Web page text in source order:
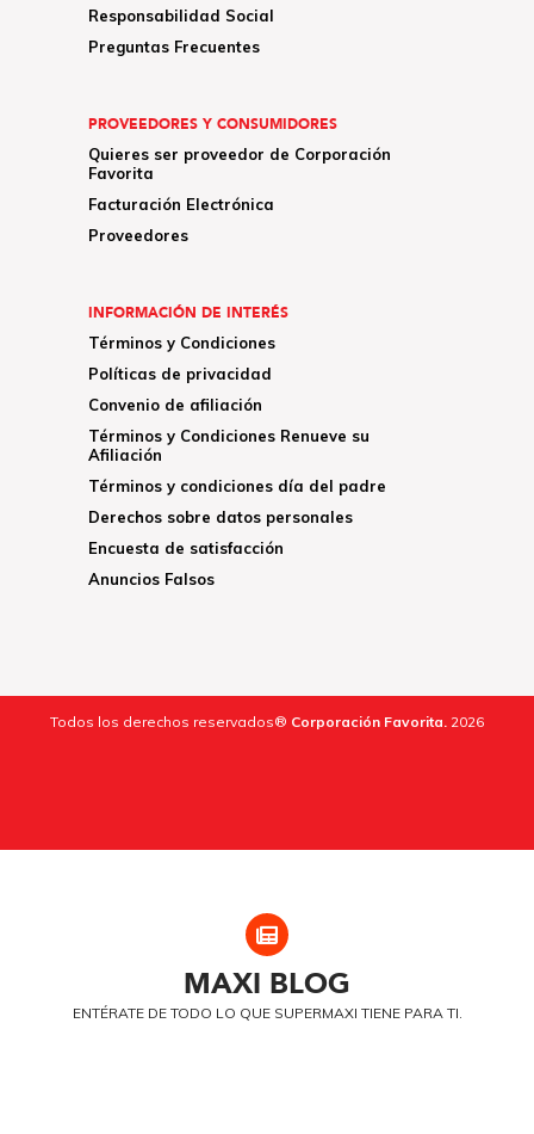
Responsabilidad Social
Preguntas Frecuentes
PROVEEDORES Y CONSUMIDORES
Quieres ser proveedor de Corporación
Favorita
Facturación Electrónica
Proveedores
INFORMACIÓN DE INTERÉS
Términos y Condiciones
Políticas de privacidad
Convenio de afiliación
Términos y Condiciones Renueve su
Afiliación
Términos y condiciones día del padre
Derechos sobre datos personales
Encuesta de satisfacción
Anuncios Falsos
Todos los derechos reservados® Corporación Favorita. 2026
MAXI BLOG
ENTÉRATE DE TODO LO QUE SUPERMAXI TIENE PARA TI.